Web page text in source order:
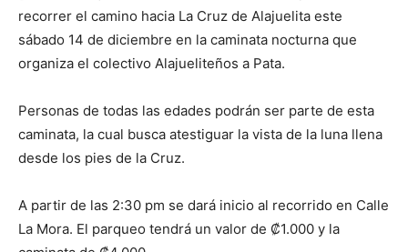
recorrer el camino hacia La Cruz de Alajuelita este
sábado 14 de diciembre en la caminata nocturna que
organiza el colectivo Alajueliteños a Pata.
Personas de todas las edades podrán ser parte de esta
caminata, la cual busca atestiguar la vista de la luna llena
desde los pies de la Cruz.
A partir de las 2:30 pm se dará inicio al recorrido en Calle
La Mora. El parqueo tendrá un valor de ₡1.000 y la